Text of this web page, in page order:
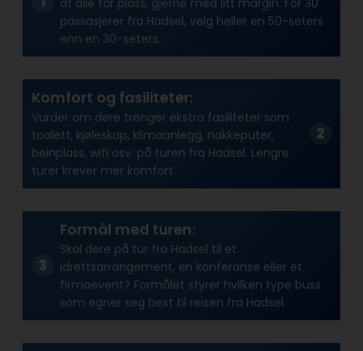
at alle får plass, gjerne med litt margin. For 30
passasjerer fra Hadsel, velg heller en 50-seters
enn en 30-seters.
Komfort og fasiliteter:
Vurder om dere trenger ekstra fasiliteter som
toalett, kjøleskap, klimaanlegg, nakkeputer,
beinplass, wifi osv. på turen fra Hadsel. Lengre
turer krever mer komfort.
Formål med turen:
Skal dere på tur fra Hadsel til et
idrettsarrangement, en konferanse eller et
firmaevent? Formålet styrer hvilken type buss
som egner seg best til reisen fra Hadsel.